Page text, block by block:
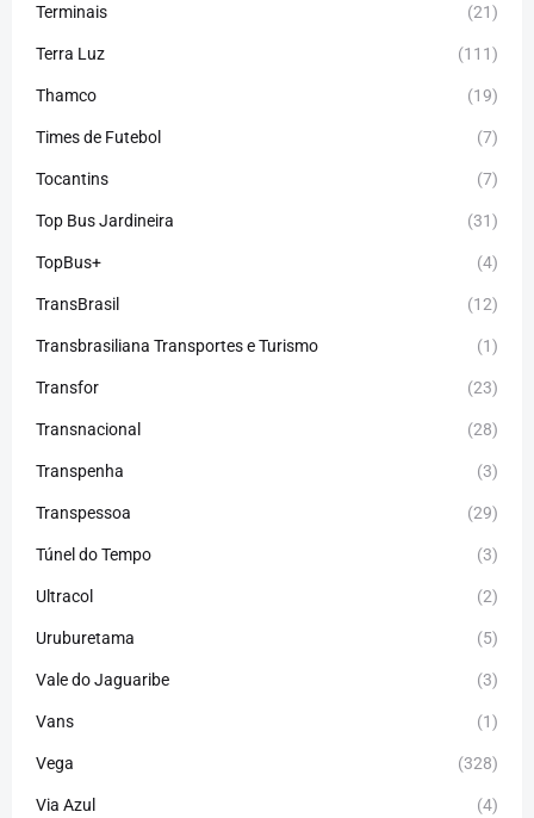
Terminais (21)
Terra Luz (111)
Thamco (19)
Times de Futebol (7)
Tocantins (7)
Top Bus Jardineira (31)
TopBus+ (4)
TransBrasil (12)
Transbrasiliana Transportes e Turismo (1)
Transfor (23)
Transnacional (28)
Transpenha (3)
Transpessoa (29)
Túnel do Tempo (3)
Ultracol (2)
Uruburetama (5)
Vale do Jaguaribe (3)
Vans (1)
Vega (328)
Via Azul (4)